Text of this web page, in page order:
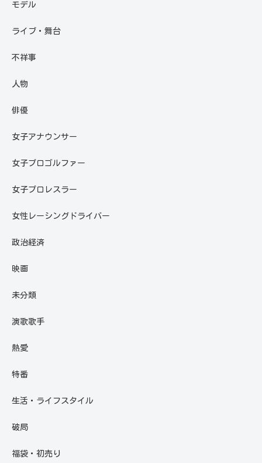
モデル
ライブ・舞台
不祥事
人物
俳優
女子アナウンサー
女子プロゴルファー
女子プロレスラー
女性レーシングドライバー
政治経済
映画
未分類
演歌歌手
熱愛
特番
生活・ライフスタイル
破局
福袋・初売り